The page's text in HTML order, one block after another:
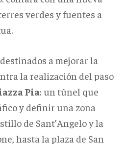
verdes y fuentes a
a mejorar la
la realización del paso
Pia: un túnel que
y definir una zona
de Sant’Angelo y la
hasta la plaza de San